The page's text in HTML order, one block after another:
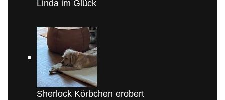
Linda im Glück
Sherlock Körbchen erobert